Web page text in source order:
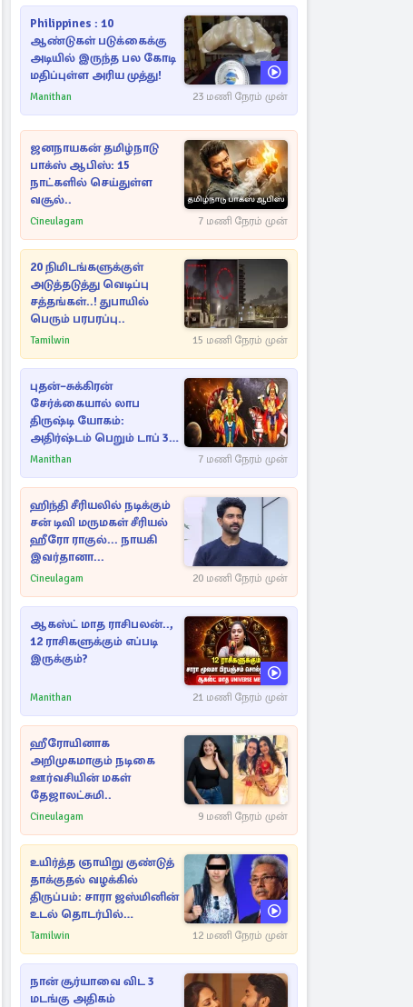
Philippines : 10
ஆண்டுகள் படுக்கைக்கு
அடியில் இருந்த பல கோடி
மதிப்புள்ள அரிய முத்து!
Manithan 23 மணி நேரம் முன்
ஜனநாயகன் தமிழ்நாடு
பாக்ஸ் ஆபிஸ்: 15
நாட்களில் செய்துள்ள
வசூல்..
Cineulagam 7 மணி நேரம் முன்
20 நிமிடங்களுக்குள்
அடுத்தடுத்து வெடிப்பு
சத்தங்கள்..! துபாயில்
பெரும் பரபரப்பு..
Tamilwin 15 மணி நேரம் முன்
புதன்–சுக்கிரன்
சேர்க்கையால் லாப
திருஷ்டி யோகம்:
அதிர்ஷ்டம் பெறும் டாப் 3
ராசிகள்!
Manithan 7 மணி நேரம் முன்
ஹிந்தி சீரியலில் நடிக்கும்
சன் டிவி மருமகள் சீரியல்
ஹீரோ ராகுல்... நாயகி
இவர்தானா...
Cineulagam 20 மணி நேரம் முன்
ஆகஸ்ட் மாத ராசிபலன்..,
12 ராசிகளுக்கும் எப்படி
இருக்கும்?
Manithan 21 மணி நேரம் முன்
ஹீரோயினாக
அறிமுகமாகும் நடிகை
ஊர்வசியின் மகள்
தேஜாலட்சுமி..
Cineulagam 9 மணி நேரம் முன்
உயிர்த்த ஞாயிறு குண்டுத்
தாக்குதல் வழக்கில்
திருப்பம்: சாரா ஜஸ்மினின்
உடல் தொடர்பில்
நீதிமன்றத்தில் வெளியான
Tamilwin 12 மணி நேரம் முன்
நான் சூர்யாவை விட 3
மடங்கு அதிகம்